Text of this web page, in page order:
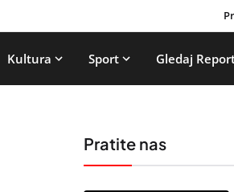
Kultura Sport Gledaj
Pratite nas